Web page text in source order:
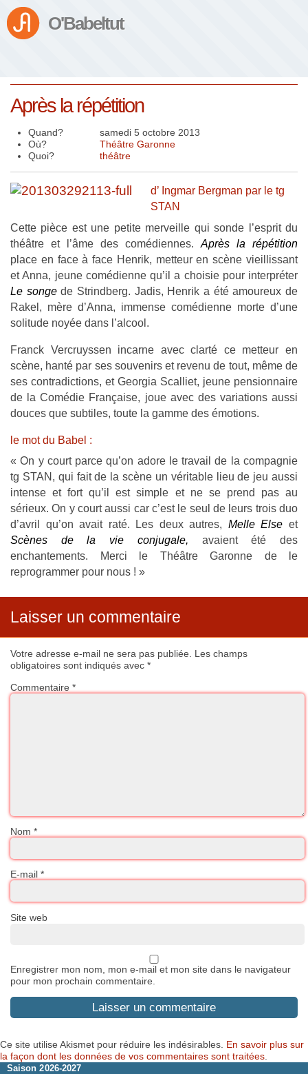
O'Babeltut
Après la répétition
Quand?
samedi 5 octobre 2013
Où?
Théâtre Garonne
Quoi?
théâtre
d’ Ingmar Bergman par le tg
STAN
Cette pièce est une petite merveille qui sonde l’esprit du
théâtre et l’âme des comédiennes. Après la répétition
place en face à face Henrik, metteur en scène vieillissant
et Anna, jeune comédienne qu’il a choisie pour interpréter
Le songede Strindberg. Jadis, Henrik a été amoureux de
Rakel, mère d’Anna, immense comédienne morte d’une
solitude noyée dans l’alcool.
Franck Vercruyssen incarne avec clarté ce metteur en
scène, hanté par ses souvenirs et revenu de tout, même de
ses contradictions, et Georgia Scalliet, jeune pensionnaire
de la Comédie Française, joue avec des variations aussi
douces que subtiles, toute la gamme des émotions.
le mot du Babel :
« On y court parce qu’on adore le travail de la compagnie
tg STAN, qui fait de la scène un véritable lieu de jeu aussi
intense et fort qu’il est simple et ne se prend pas au
sérieux. On y court aussi car c’est le seul de leurs trois duo
d’avril qu’on avait raté. Les deux autres, Melle Else et
Scènes de la vie conjugale, avaient été des
enchantements. Merci le Théâtre Garonne de le
reprogrammer pour nous ! »
Laisser un commentaire
Votre adresse e-mail ne sera pas publiée. Les champs
obligatoires sont indiqués avec *
Commentaire *
Nom *
E-mail *
Site web
Enregistrer mon nom, mon e-mail et mon site dans le navigateur
pour mon prochain commentaire.
Ce site utilise Akismet pour réduire les indésirables. En savoir plus sur
la façon dont les données de vos commentaires sont traitées
Saison 2026-2027